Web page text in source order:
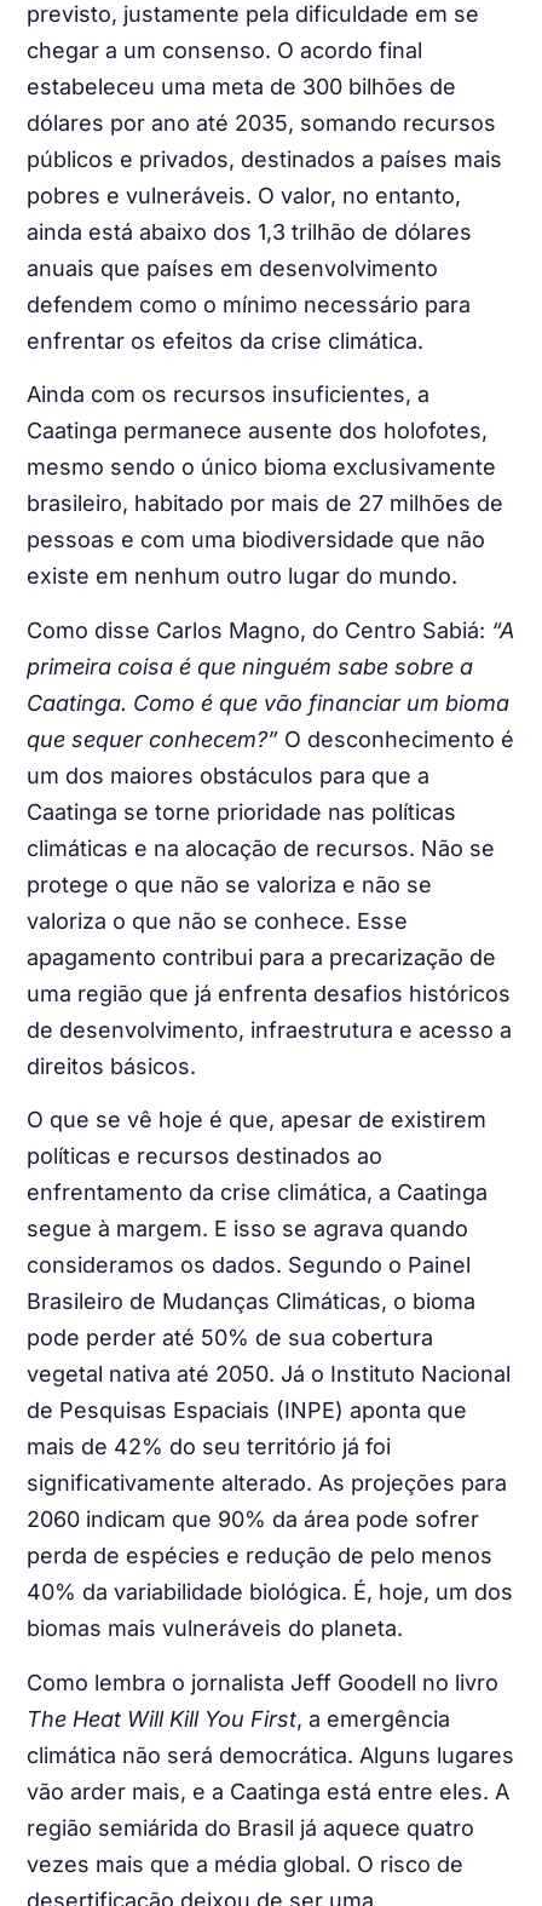
previsto, justamente pela dificuldade em se
chegar a um consenso. O acordo final
estabeleceu uma meta de 300 bilhões de
dólares por ano até 2035, somando recursos
públicos e privados, destinados a países mais
pobres e vulneráveis. O valor, no entanto,
ainda está abaixo dos 1,3 trilhão de dólares
anuais que países em desenvolvimento
defendem como o mínimo necessário para
enfrentar os efeitos da crise climática.
Ainda com os recursos insuficientes, a
Caatinga permanece ausente dos holofotes,
mesmo sendo o único bioma exclusivamente
brasileiro, habitado por mais de 27 milhões de
pessoas e com uma biodiversidade que não
existe em nenhum outro lugar do mundo.
Como disse Carlos Magno, do Centro Sabiá: “A
primeira coisa é que ninguém sabe sobre a
Caatinga. Como é que vão financiar um bioma
que sequer conhecem?” O desconhecimento é
um dos maiores obstáculos para que a
Caatinga se torne prioridade nas políticas
climáticas e na alocação de recursos. Não se
protege o que não se valoriza e não se
valoriza o que não se conhece. Esse
apagamento contribui para a precarização de
uma região que já enfrenta desafios históricos
de desenvolvimento, infraestrutura e acesso a
direitos básicos.
O que se vê hoje é que, apesar de existirem
políticas e recursos destinados ao
enfrentamento da crise climática, a Caatinga
segue à margem. E isso se agrava quando
consideramos os dados. Segundo o Painel
Brasileiro de Mudanças Climáticas, o bioma
pode perder até 50% de sua cobertura
vegetal nativa até 2050. Já o Instituto Nacional
de Pesquisas Espaciais (INPE) aponta que
mais de 42% do seu território já foi
significativamente alterado. As projeções para
2060 indicam que 90% da área pode sofrer
perda de espécies e redução de pelo menos
40% da variabilidade biológica. É, hoje, um dos
biomas mais vulneráveis do planeta.
Como lembra o jornalista Jeff Goodell no livro
The Heat Will Kill You First, a emergência
climática não será democrática. Alguns lugares
vão arder mais, e a Caatinga está entre eles. A
região semiárida do Brasil já aquece quatro
vezes mais que a média global. O risco de
desertificação deixou de ser uma